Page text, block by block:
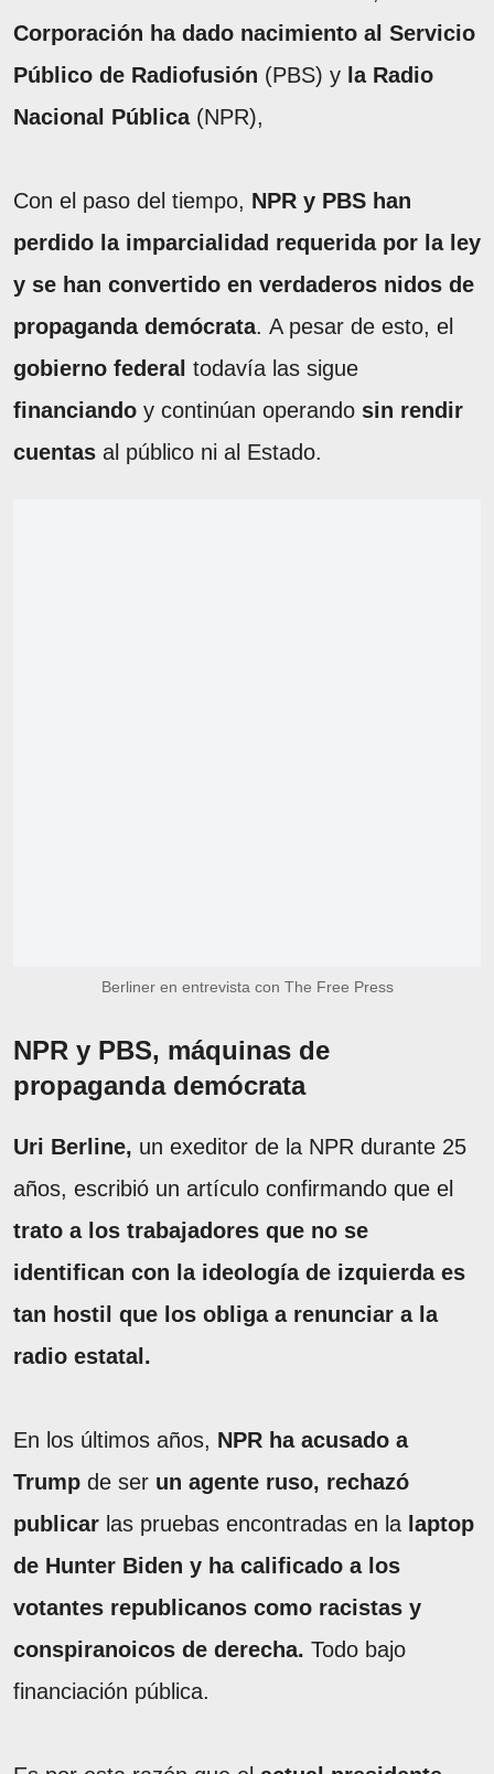
Corporación ha dado nacimiento al Servicio
Público de Radiofusión (PBS) y la Radio
Nacional Pública(NPR),
Con el paso del tiempo, NPR y PBS han
perdido la imparcialidad requerida por la ley
y se han convertido en verdaderos nidos de
propaganda demócrata. A pesar de esto, el
gobierno federal todavía las sigue
financiando y continúan operando sin rendir
cuentas al público ni al Estado.
Berliner en entrevista con The Free Press
NPR y PBS, máquinas de
propaganda demócrata
Uri Berline, un exeditor de la NPR durante 25
años, escribió un artículo confirmando que el
trato a los trabajadores que no se
identifican con la ideología de izquierda es
tan hostil que los obliga a renunciar a la
radio estatal.
En los últimos años, NPR ha acusado a
Trump de ser un agente ruso, rechazó
publicar las pruebas encontradas en la laptop
de Hunter Biden y ha calificado a los
votantes republicanos como racistas y
conspiranoicos de derecha. Todo bajo
financiación pública.